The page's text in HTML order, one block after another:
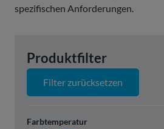
spezifischen Anforderungen.
Produktfilter
Filter zurücksetzen
Farbtemperatur